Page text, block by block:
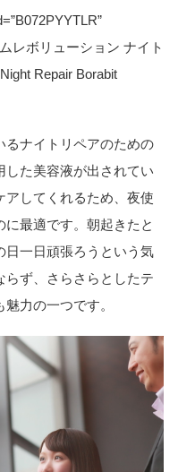
レボリューション ナイト
Repair Borabit
るナイトリペアのための
した美容液が出されてい
アしてくれるため、夜使
最適です。朝起きたと
日一日頑張ろうという気
らず、さらさらとしたテ
力の一つです。